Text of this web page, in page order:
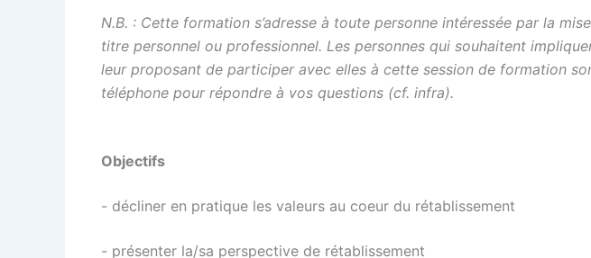
N.B. : Cette formation s’adresse à toute personne intéressée par la
titre personnel ou professionnel. Les personnes qui souhaitent
leur proposant de participer avec elles à cette session de formation
téléphone pour répondre à vos questions (cf. infra).
Objectifs
- décliner en pratique les valeurs au coeur du rétablissement
- présenter la/sa perspective de rétablissement